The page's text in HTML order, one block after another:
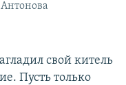
Антонова
свой китель
Пусть только